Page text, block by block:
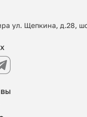
ул. Щепкина, д.28,